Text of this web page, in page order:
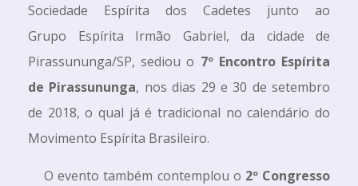
Sociedade Espírita dos Cadetes junto ao
Grupo Espírita Irmão Gabriel, da cidade de
Pirassununga/SP, sediou o 7º Encontro Espírita
de Pirassununga, nos dias 29 e 30 de setembro
de 2018, o qual já é tradicional no calendário do
Movimento Espírita Brasileiro.
O evento também contemplou o 2º Congresso